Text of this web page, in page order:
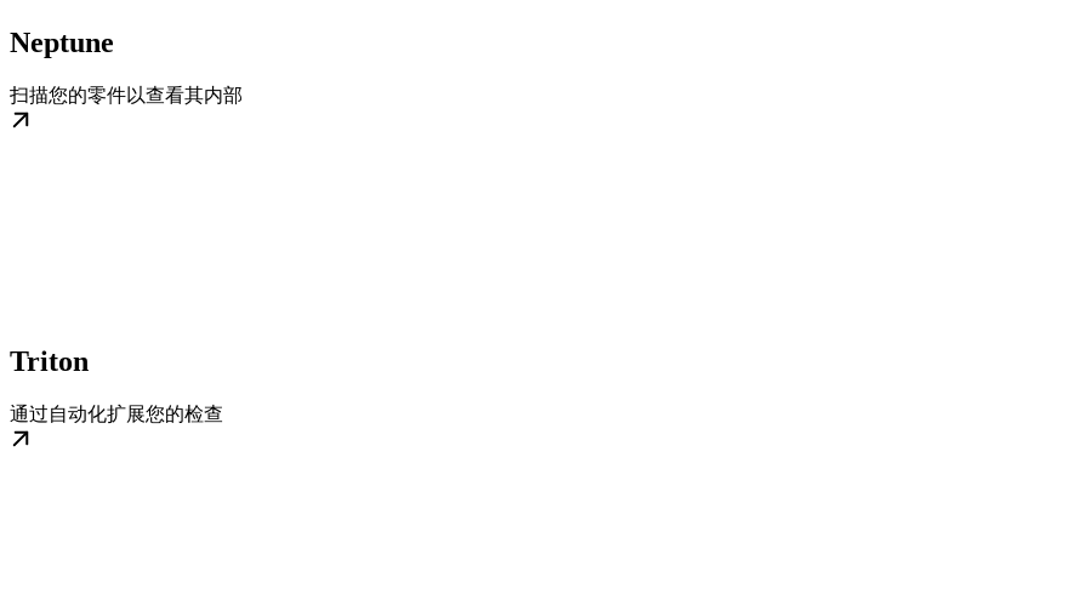
Neptune
扫描您的零件以查看其内部
Triton
通过自动化扩展您的检查